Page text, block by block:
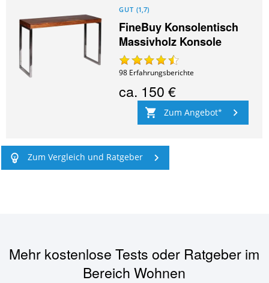
GUT (1,7)
FineBuy Konsolentisch
Massivholz Konsole
98 Erfahrungsberichte
ca. 150 €
Zum Angebot
Zum Vergleich und Ratgeber
Mehr kostenlose Tests oder Ratgeber im
BereichWohnen